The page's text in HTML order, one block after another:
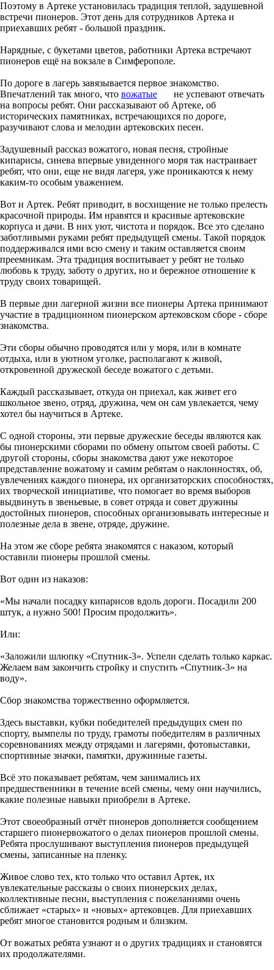
Поэтому в Артеке установилась традиция теплой, задушевной
встречи пионеров. Этот день для сотрудников Артека и
приехавших ребят - большой праздник.
Нарядные, с букетами цветов, работники Артека встречают
пионеров ещё на вокзале в Симферополе.
По дороге в лагерь завязывается первое знакомство.
Впечатлений так много, что вожатые
не успевают отвечать
на вопросы ребят. Они рассказывают об Артеке, об
исторических памятниках, встречающихся по дороге,
разучивают слова и мелодии артековских песен.
Задушевный рассказ вожатого, новая песня, стройные
кипарисы, синева впервые увиденного моря так настраивает
ребят, что они, еще не видя лагеря, уже проникаются к нему
каким-то особым уважением.
Вот и Артек. Ребят приводит, в восхищение не только прелесть
красочной природы. Им нравятся и красивые артековские
корпуса и дачи. В них уют, чистота и порядок. Все это сделано
заботливыми руками ребят предыдущей смены. Такой порядок
поддерживался ими всю смену и таким оставляется своим
преемникам. Эта традиция воспитывает у ребят не только
любовь к труду, заботу о других, но и бережное отношение к
труду своих товарищей.
В первые дни лагерной жизни все пионеры Артека принимают
участие в традиционном пионерском артековском сборе - сборе
знакомства.
Эти сборы обычно проводятся или у моря, или в комнате
отдыха, или в уютном уголке, располагают к живой,
откровенной дружеской беседе вожатого с детьми.
Каждый рассказывает, откуда он приехал, как живет его
школьное звено, отряд, дружина, чем он сам увлекается, чему
хотел бы научиться в Артеке.
С одной стороны, эти первые дружеские беседы являются как
бы пионерскими сборами по обмену опытом своей работы. С
другой стороны, сборы знакомства дают уже некоторое
представление вожатому и самим ребятам о наклонностях, об,
увлечениях каждого пионера, их организаторских способностях,
их творческой инициативе, что помогает во время выборов
выдвинуть в звеньевые, в совет отряда и совет дружины
достойных пионеров, способных организовывать интересные и
полезные дела в звене, отряде, дружине.
На этом же сборе ребята знакомятся с наказом, который
оставили пионеры прошлой смены.
Вот один из наказов:
«Мы начали посадку кипарисов вдоль дороги. Посадили 200
штук, а нужно 500! Просим продолжить».
Или:
«Заложили шлюпку «Спутник-3». Успели сделать только каркас.
Желаем вам закончить стройку и спустить «Спутник-3» на
воду».
Сбор знакомства торжественно оформляется.
Здесь выставки, кубки победителей предыдущих смен по
спорту, вымпелы по труду, грамоты победителям в различных
соревнованиях между отрядами и лагерями, фотовыставки,
спортивные значки, памятки, дружинные газеты.
Всё это показывает ребятам, чем занимались их
предшественники в течение всей смены, чему они научились,
какие полезные навыки приобрели в Артеке.
Этот своеобразный отчёт пионеров дополняется сообщением
старшего пионервожатого о делах пионеров прошлой смены.
Ребята прослушивают выступления пионеров предыдущей
смены, записанные на пленку.
Живое слово тех, кто только что оставил Артек, их
увлекательные рассказы о своих пионерских делах,
коллективные песни, выступления с пожеланиями очень
сближает «старых» и «новых» артековцев. Для приехавших
ребят многое становится родным и близким.
От вожатых ребята узнают и о других традициях и становятся
их продолжателями.